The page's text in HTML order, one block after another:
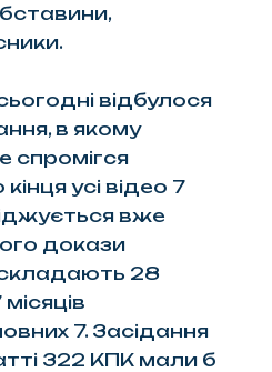
відбулося
в якому
спромігся
усі відео 7
вже
докази
28
7. Засідання
322 КПК мали б